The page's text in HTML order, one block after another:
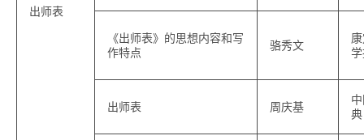
出师表
《出师表》的思想内容和写
作特点
骆秀文
出师表 周庆基